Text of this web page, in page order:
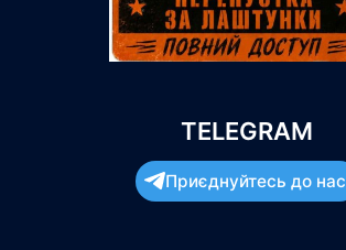
TELEGRAM
Приєднуйтесь до нас